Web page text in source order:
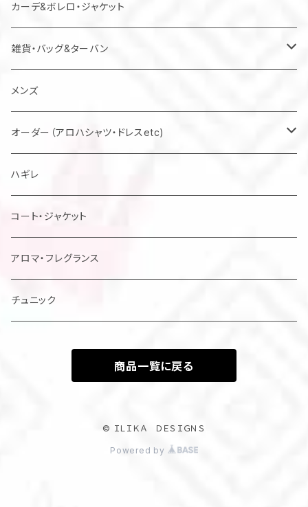
カーデ&ボレロ・ジャケット
雑貨・バッグ&ターバン
バッグ
マスク
メンズ
オーダー（アロハシャツ・ドレスetc)
メンズアロハシャツ他
レディスドレス・シャツ他
ハギレ
コート・ジャケット
アロマ・フレグランス
チュニック
商品一覧に戻る
© ＩＬＩＫＡ ＤＥＳＩＧＮＳ
Powered by